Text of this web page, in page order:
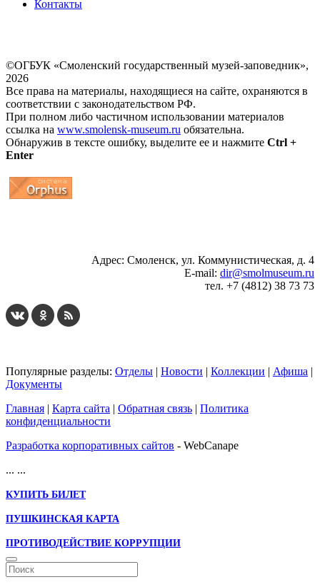
Контакты
©ОГБУК «Смоленский государственный музей-заповедник»,
2026
Все права на материалы, находящиеся на сайте, охраняются в
соответствии с законодательством РФ.
При полном либо частичном использовании материалов
ссылка на www.smolensk-museum.ru обязательна.
Обнаружив в тексте ошибку, выделите ее и нажмите Ctrl +
Enter
Адрес: Смоленск, ул. Коммунистическая, д. 4
E-mail: dir@smolmuseum.ru
тел. +7 (4812) 38 73 73
Популярные разделы: Отделы | Новости | Коллекции | Афиша |
Документы
Главная | Карта сайта | Обратная связь | Политика
конфиденциальности
Разработка корпоративных сайтов - WebCanape
... ...
КУПИТЬ БИЛЕТ
ПУШКИНСКАЯ КАРТА
ПРОТИВОДЕЙСТВИЕ КОРРУПЦИИ